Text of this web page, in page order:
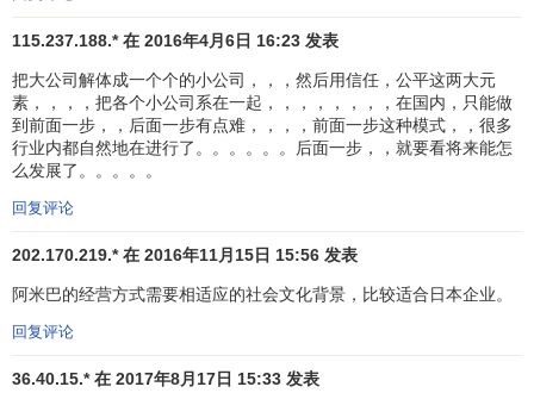
值的会计体系（需要解释的是，此处的附加值并非我们通常
意义上的同样的价格提供更多的 服务，而是特指稻盛和夫说
的“以更少的资源做出市场上价值更高的东西”）。计算公式
为:单位时间附加价值=销售额－
费用(劳务费以外的原材料费
等)/总劳动时间(正常工作时间+加班时间)(以生产部门为例)。
由此可见，在阿米巴经营中，阿米巴设定的目标不是成本而
法把实际成本做到比标准成本更低，以最少费用实现订单，
以最少的费用创造最大的价值，从而实现附加值的最大化。
句话说，在传统的
焦点在于一个产品每道工序的成本；而在阿米巴经营中，主
115.237.188.* 在 2016年4月6日 16:23 发表
把大公司解体成一个个的小公司，，，然后用信任，公平这两大元
素，，，，把各个小公司系在一起，，，，，，，，在国内，只能做
到前面一步，，后面一步有点难，，，，前面一步这种模式，，很多
行业内都自然地在进行了。。。。。。后面一步，，就要看将来能怎
么发展了。。。。。
回复评论
202.170.219.* 在 2016年11月15日 15:56 发表
阿米巴的经营方式需要相适应的社会文化背景，比较适合日本企业。
回复评论
36.40.15.* 在 2017年8月17日 15:33 发表